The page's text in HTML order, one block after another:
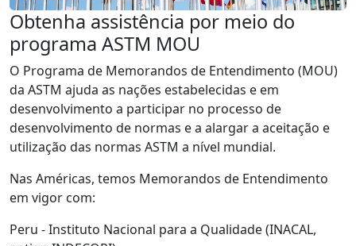
Obtenha assistência por meio do
programa ASTM MOU
O Programa de Memorandos de Entendimento (MOU)
da ASTM ajuda as nações estabelecidas e em
desenvolvimento a participar no processo de
desenvolvimento de normas e a alargar a aceitação e
utilização das normas ASTM a nível mundial.
Nas Américas, temos Memorandos de Entendimento
em vigor com:
Peru - Instituto Nacional para a Qualidade (INACAL,